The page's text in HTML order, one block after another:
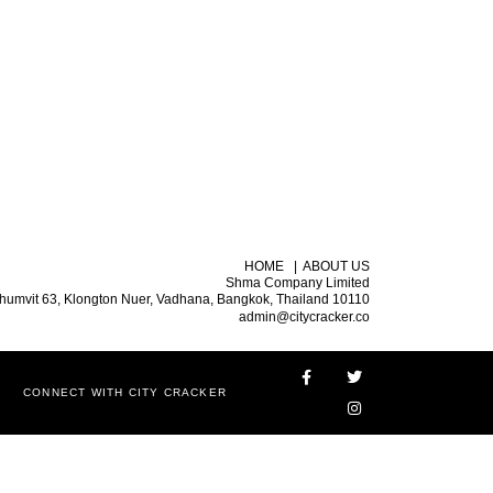
HOME | ABOUT US
Shma Company Limited
63, Klongton Nuer, Vadhana, Bangkok, Thailand 10110
admin@citycracker.co
CONNECT WITH CITY CRACKER